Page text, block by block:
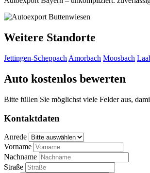
Weitere Standorte
Jettingen-Scheppach Amorbach Moosbach
Auto kostenlos bewerten
Bitte füllen Sie möglichst viele Felder aus,
Kontaktdaten
Anrede
Vorname
Nachname
Straße